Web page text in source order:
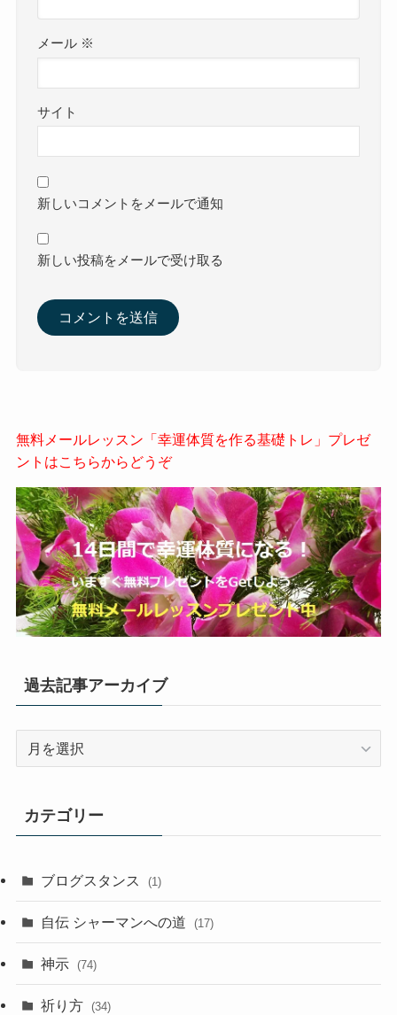
メール ※
サイト
新しいコメントをメールで通知
新しい投稿をメールで受け取る
無料メールレッスン「幸運体質を作る基礎トレ」プレゼ
ントはこちらからどうぞ
過去記事アーカイブ
ア
ブ
カテゴリー
ブログスタンス (1)
自伝 シャーマンへの道 (17)
神示 (74)
祈り方 (34)